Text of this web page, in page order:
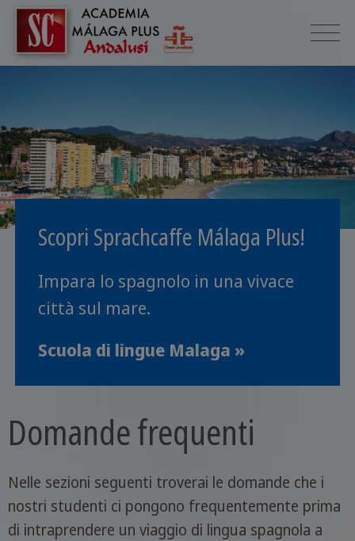
Scopri Sprachcaffe Málaga Plus!
Impara lo spagnolo in una vivace
città sul mare.
Scuola di lingue Malaga »
Domande frequenti
Nelle sezioni seguenti troverai le domande che i
nostri studenti ci pongono frequentemente prima
di intraprendere un viaggio di lingua spagnola a